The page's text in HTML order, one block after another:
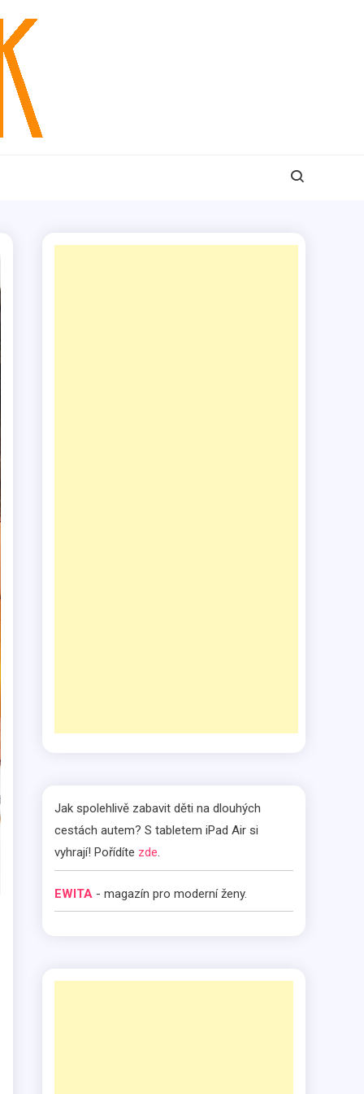
Jak spolehlivě zabavit děti na dlouhých
cestách autem? S tabletem iPad Air si
vyhrají! Pořídíte zde.
EWITA - magazín pro moderní ženy.